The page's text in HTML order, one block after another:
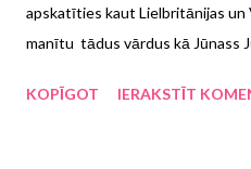
apskatīties kaut Lielbritānijas un
manītu tādus vārdus kā Jūnass
nav vien Santa Klauss,
KOPĪGOT IERAKSTĪT